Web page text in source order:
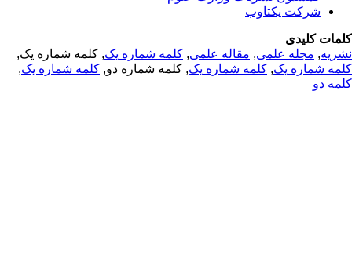
شرکت یکتاوب
کلیدی
,مجله علمی, مقاله علمی, کلمه شماره یک, کلمه شماره یک,
شماره یک,کلمه شماره یک, کلمه شماره دو,کلمه شماره یک,
دو